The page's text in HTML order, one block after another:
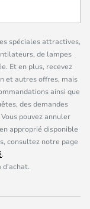
spéciales attractives,
de lampes
Et en plus, recevez
et autres offres, mais
ainsi que
des demandes
pouvez annuler
approprié disponible
consultez notre page
.
d'achat.